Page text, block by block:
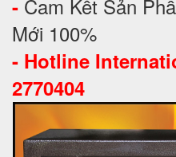
- Cam Kết Sản
Mới 100%
- Hotline
2770404